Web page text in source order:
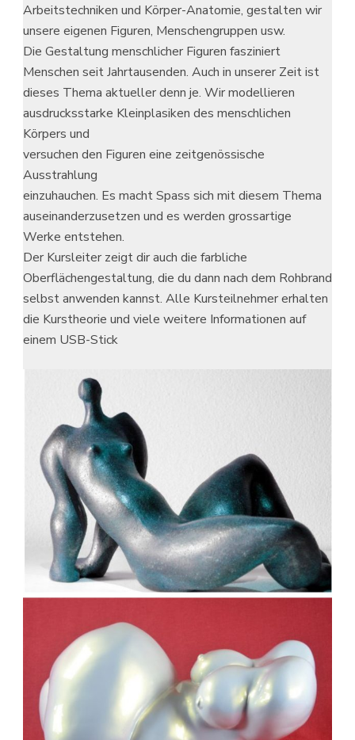
Arbeitstechniken und Körper-Anatomie, gestalten wir
unsere eigenen Figuren, Menschengruppen usw.
Die Gestaltung menschlicher Figuren fasziniert
Menschen seit Jahrtausenden. Auch in unserer Zeit ist
dieses Thema aktueller denn je. Wir modellieren
ausdrucksstarke Kleinplasiken des menschlichen
Körpers und
versuchen den Figuren eine zeitgenössische
Ausstrahlung
einzuhauchen. Es macht Spass sich mit diesem Thema
auseinanderzusetzen und es werden grossartige
Werke entstehen.
Der Kursleiter zeigt dir auch die farbliche
Oberflächengestaltung, die du dann nach dem Rohbrand
selbst anwenden kannst. Alle Kursteilnehmer erhalten
die Kurstheorie und viele weitere Informationen auf
einem USB-Stick